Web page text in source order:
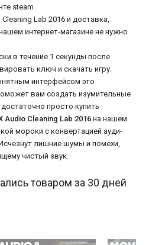
steam.
Lab 2016 и доставка,
интернет-магазине не нужно
в течение 1 секунды после
ключ и скачать игру.
интерфейсом это
вам создать изумительные
просто купить
Audio Cleaning Lab 2016на нашем
мороки с конвертацией ауди-
лишние шумы и помехи,
чистый звук.
товаром за 30 дней